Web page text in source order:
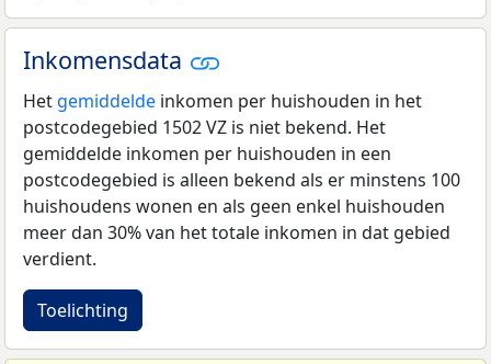
Inkomensdata
Het gemiddelde inkomen per huishouden in het
postcodegebied 1502 VZ is niet bekend. Het
gemiddelde inkomen per huishouden in een
postcodegebied is alleen bekend als er minstens 100
huishoudens wonen en als geen enkel huishouden
meer dan 30% van het totale inkomen in dat gebied
verdient.
Toelichting